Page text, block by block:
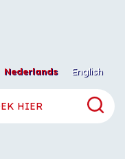
Nederlands English